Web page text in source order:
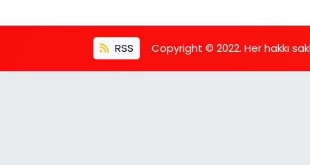
RSS Copyright © 2022. Her hakkı